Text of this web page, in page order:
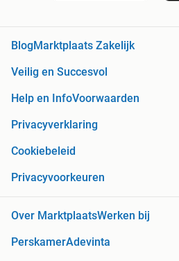
Blog Marktplaats Zakelijk
Veilig en Succesvol
Help en InfoVoorwaarden
Privacyverklaring
Cookiebeleid
Privacyvoorkeuren
Over MarktplaatsWerken bij
PerskamerAdevinta